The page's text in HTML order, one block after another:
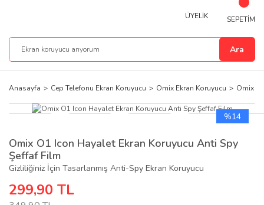
Ara
ÜYELİK SEPETİM
Anasayfa Cep Telefonu Ekran Koruyucu Omix Ekran Koruyucu Omix
%14
Omix O1 Icon Hayalet Ekran Koruyucu Anti Spy
Şeffaf Film
Gizliliğiniz İçin Tasarlanmış Anti-Spy Ekran Koruyucu
299,90 TL